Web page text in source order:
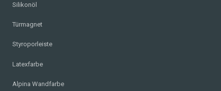
Silikonöl
Türmagnet
Styroporleiste
Latexfarbe
Alpina Wandfarbe